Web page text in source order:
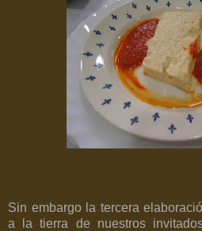
Sin embargo la tercera
a la tierra de nuestros